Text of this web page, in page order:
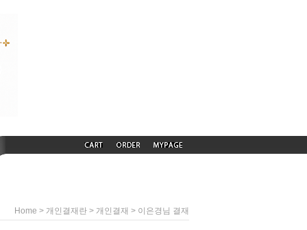
Home > 개인결재란 > 개인결재 > 이은경님 결재